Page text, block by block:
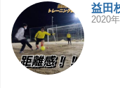
益田
2020